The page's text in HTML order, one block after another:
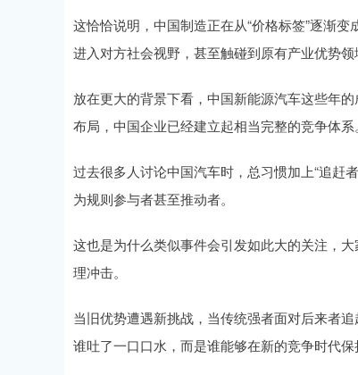
这恰恰说明，中国制造正在从“价格标签”逐渐
进入对方社会视野，甚至触碰到原有产业优势领
放在更大的背景下看，中国新能源汽车这些年
布局，中国企业已经建立起相当完整的竞争体系。
过去很多人讨论中国汽车时，总习惯加上“追赶
为规则参与者甚至推动者。
这也是为什么类似事件会引发如此大的关注，
理冲击。
当旧优势遭遇新挑战，当传统强者面对后来者
谁吐了一口口水，而是谁能够在新的竞争时代保